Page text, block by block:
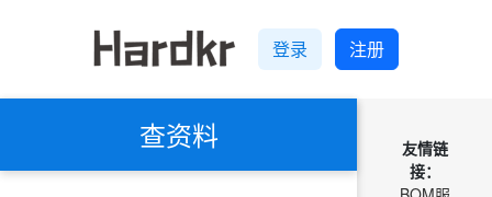
登录 注册
查资料
友情链
接：